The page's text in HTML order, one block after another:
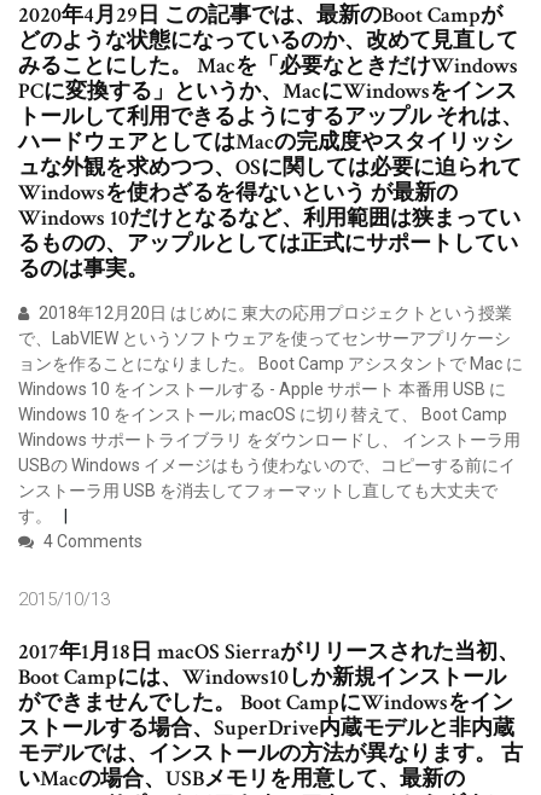
2020年4月29日 この記事では、最新のBoot Campが
どのような状態になっているのか、改めて見直して
みることにした。 Macを「必要なときだけWindows
PCに変換する」というか、MacにWindowsをインス
トールして利用できるようにするアップル それは、
ハードウェアとしてはMacの完成度やスタイリッシ
ュな外観を求めつつ、OSに関しては必要に迫られて
Windowsを使わざるを得ないという が最新の
Windows 10だけとなるなど、利用範囲は狭まってい
るものの、アップルとしては正式にサポートしてい
るのは事実。
2018年12月20日 はじめに 東大の応用プロジェクトという授業
で、LabVIEW というソフトウェアを使ってセンサーアプリケーシ
ョンを作ることになりました。 Boot Camp アシスタントで Mac に
Windows 10 をインストールする - Apple サポート 本番用 USB に
Windows 10 をインストール; macOS に切り替えて、 Boot Camp
Windows サポートライブラリ をダウンロードし、 インストーラ用
USBの Windows イメージはもう使わないので、コピーする前にイ
ンストーラ用 USB を消去してフォーマットし直しても大丈夫で
す。
4 Comments
2015/10/13
2017年1月18日 macOS Sierraがリリースされた当初、
Boot Campには、Windows10しか新規インストール
ができませんでした。 Boot CampにWindowsをイン
ストールする場合、SuperDrive内蔵モデルと非内蔵
モデルでは、インストールの方法が異なります。 古
いMacの場合、USBメモリを用意して、最新の